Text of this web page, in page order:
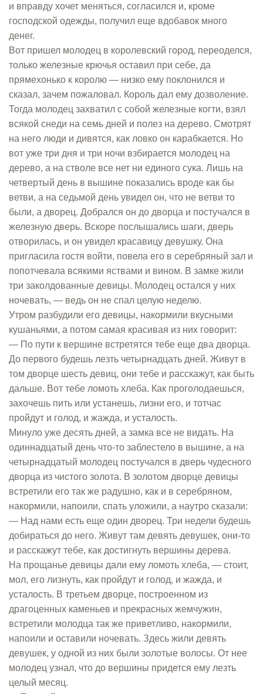
и вправду хочет меняться, согласился и, кроме
господской одежды, получил еще вдобавок много
денег.
Вот пришел молодец в королевский город, переоделся,
только железные крючья оставил при себе, да
прямехонько к королю — низко ему поклонился и
сказал, зачем пожаловал. Король дал ему дозволение.
Тогда молодец захватил с собой железные когти, взял
всякой снеди на семь дней и полез на дерево. Смотрят
на него люди и дивятся, как ловко он карабкается. Но
вот уже три дня и три ночи взбирается молодец на
дерево, а на стволе все нет ни единого сука. Лишь на
четвертый день в вышине показались вроде как бы
ветви, а на седьмой день увидел он, что не ветви то
были, а дворец. Добрался он до дворца и постучался в
железную дверь. Вскоре послышались шаги, дверь
отворилась, и он увидел красавицу девушку. Она
пригласила гостя войти, повела его в серебряный зал и
попотчевала всякими яствами и вином. В замке жили
три заколдованные девицы. Молодец остался у них
ночевать, — ведь он не спал целую неделю.
Утром разбудили его девицы, накормили вкусными
кушаньями, а потом самая красивая из них говорит:
— По пути к вершине встретятся тебе еще два дворца.
До первого будешь лезть четырнадцать дней. Живут в
том дворце шесть девиц, они тебе и расскажут, как быть
дальше. Вот тебе ломоть хлеба. Как проголодаешься,
захочешь пить или устанешь, лизни его, и тотчас
пройдут и голод, и жажда, и усталость.
Минуло уже десять дней, а замка все не видать. На
одиннадцатый день что-то заблестело в вышине, а на
четырнадцатый молодец постучался в дверь чудесного
дворца из чистого золота. В золотом дворце девицы
встретили его так же радушно, как и в серебряном,
накормили, напоили, спать уложили, а наутро сказали:
— Над нами есть еще один дворец. Три недели будешь
добираться до него. Живут там девять девушек, они-то
и расскажут тебе, как достигнуть вершины дерева.
На прощанье девицы дали ему ломоть хлеба, — стоит,
мол, его лизнуть, как пройдут и голод, и жажда, и
усталость. В третьем дворце, построенном из
драгоценных каменьев и прекрасных жемчужин,
встретили молодца так же приветливо, накормили,
напоили и оставили ночевать. Здесь жили девять
девушек, у одной из них были золотые волосы. От нее
молодец узнал, что до вершины придется ему лезть
целый месяц.